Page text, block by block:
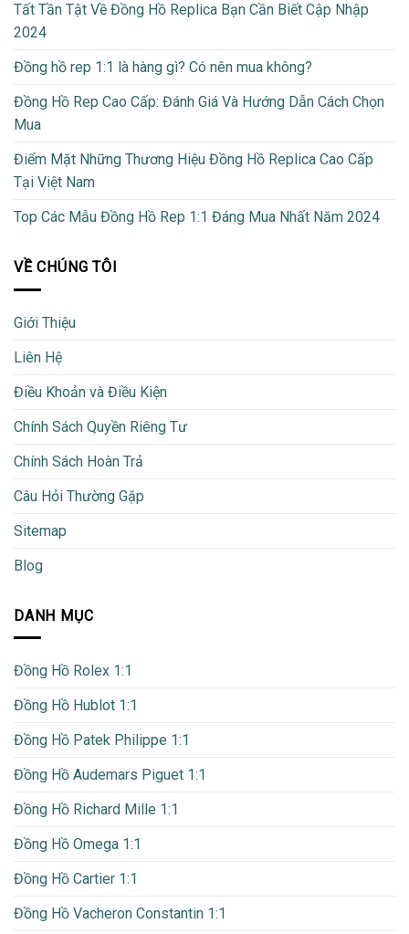
Tất Tần Tật Về Đồng Hồ Replica Bạn Cần Biết Cập Nhập
2024
Đồng hồ rep 1:1 là hàng gì? Có nên mua không?
Đồng Hồ Rep Cao Cấp: Đánh Giá Và Hướng Dẫn Cách Chọn
Mua
Điểm Mặt Những Thương Hiệu Đồng Hồ Replica Cao Cấp
Tại Việt Nam
Top Các Mẫu Đồng Hồ Rep 1:1 Đáng Mua Nhất Năm 2024
VỀ CHÚNG TÔI
Giới Thiệu
Liên Hệ
Điều Khoản và Điều Kiện
Chính Sách Quyền Riêng Tư
Chính Sách Hoàn Trả
Câu Hỏi Thường Gặp
Sitemap
Blog
DANH MỤC
Đồng Hồ Rolex 1:1
Đồng Hồ Hublot 1:1
Đồng Hồ Patek Philippe 1:1
Đồng Hồ Audemars Piguet 1:1
Đồng Hồ Richard Mille 1:1
Đồng Hồ Omega 1:1
Đồng Hồ Cartier 1:1
Đồng Hồ Vacheron Constantin 1:1